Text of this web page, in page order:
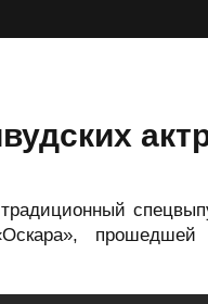
прошедшей